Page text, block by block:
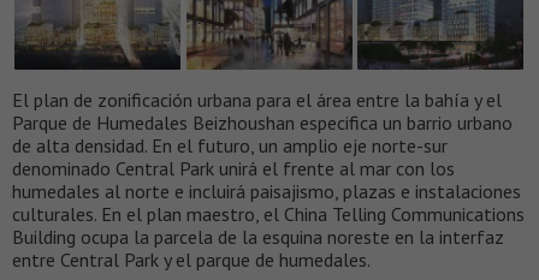
El plan de zonificación urbana para el área entre la bahía y el
Parque de Humedales Beizhoushan especifica un barrio urbano
de alta densidad. En el futuro, un amplio eje norte-sur
denominado Central Park unirá el frente al mar con los
humedales al norte e incluirá paisajismo, plazas e instalaciones
culturales. En el plan maestro, el China Telling Communications
Building ocupa la parcela de la esquina noreste en la interfaz
entre Central Park y el parque de humedales.